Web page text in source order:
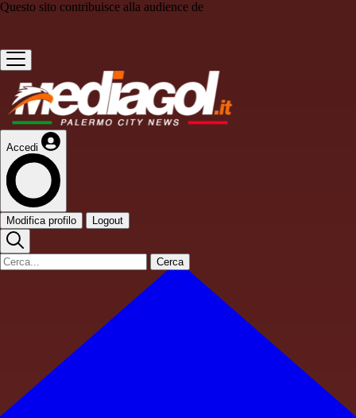
Questo sito contribuisce alla audience de
Accedi
Modifica profilo Logout
Cerca